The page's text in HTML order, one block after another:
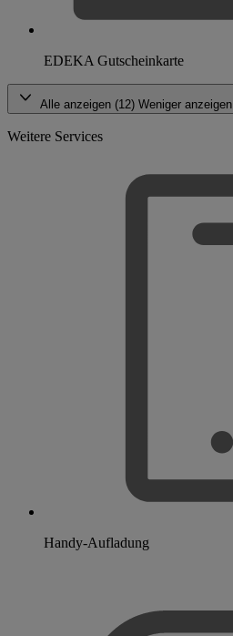
EDEKA Gutscheinkarte
Alle anzeigen (12) Weniger anzeigen
Weitere Services
Handy-Aufladung